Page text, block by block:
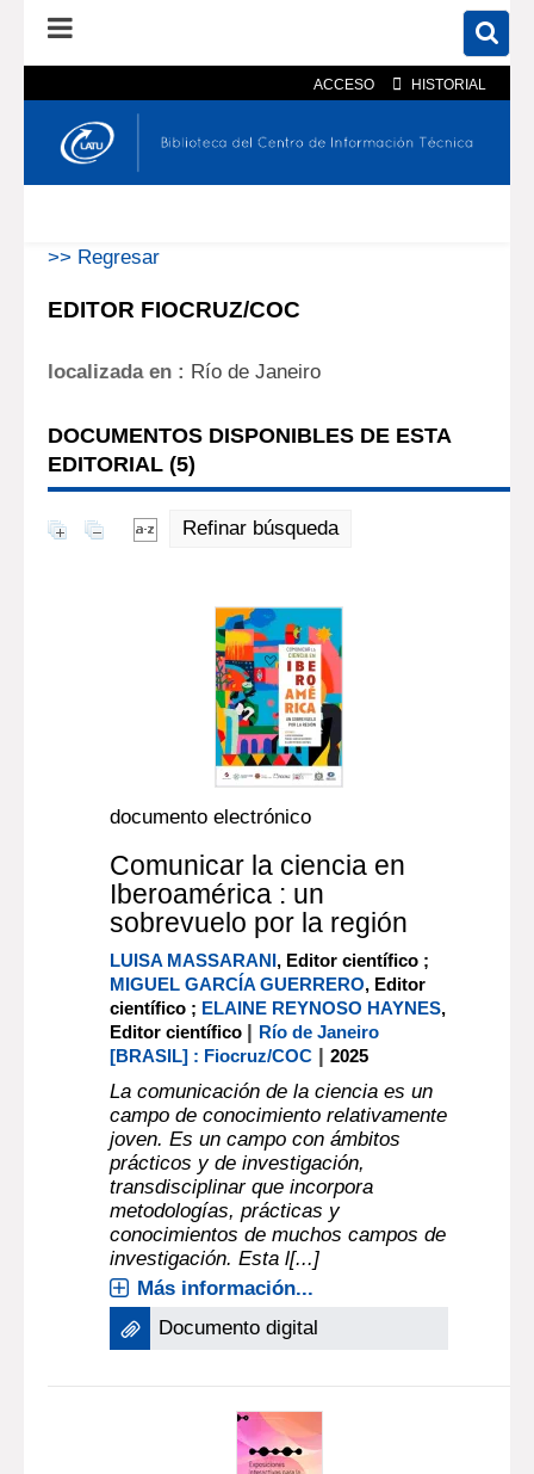
ACCESO HISTORIAL
En el catálogo En el sitio
>> Regresar
EDITOR FIOCRUZ/COC
localizada en : Río de Janeiro
DOCUMENTOS DISPONIBLES DE ESTA
EDITORIAL (5)
Refinar búsqueda
documento electrónico
Comunicar la ciencia en
Iberoamérica : un
sobrevuelo por la región
LUISA MASSARANI, Editor científico ;
MIGUEL GARCÍA GUERRERO, Editor
científico ; ELAINE REYNOSO HAYNES,
Editor científico | Río de Janeiro
[BRASIL] : Fiocruz/COC |2025
La comunicación de la ciencia es un
campo de conocimiento relativamente
joven. Es un campo con ámbitos
prácticos y de investigación,
transdisciplinar que incorpora
metodologías, prácticas y
conocimientos de muchos campos de
investigación. Esta l[...]
Más información...
Documento digital